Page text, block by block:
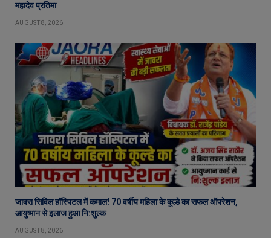
महादेव प्रतिमा
AUGUST 8, 2026
जावरा सिविल हॉस्पिटल में कमाल! 70 वर्षीय महिला के कूल्हे का सफल ऑपरेशन,
आयुष्मान से इलाज हुआ नि:शुल्क
AUGUST 8, 2026